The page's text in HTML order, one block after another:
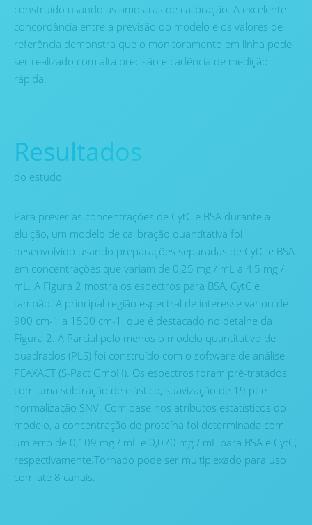
construído usando as amostras de calibração. A excelente
concordância entre a previsão do modelo e os valores de
referência demonstra que o monitoramento em linha pode
ser realizado com alta precisão e cadência de medição
rápida.
Resultados
do estudo
Para prever as concentrações de CytC e BSA durante a
eluição, um modelo de calibração quantitativa foi
desenvolvido usando preparações separadas de CytC e BSA
em concentrações que variam de 0,25 mg / mL a 4,5 mg /
mL. A Figura 2 mostra os espectros para BSA, CytC e
tampão. A principal região espectral de interesse variou de
900 cm-1 a 1500 cm-1, que é destacado no detalhe da
Figura 2. A Parcial pelo menos o modelo quantitativo de
quadrados (PLS) foi construído com o software de análise
PEAXACT (S-Pact GmbH). Os espectros foram pré-tratados
com uma subtração de elástico, suavização de 19 pt e
normalização SNV. Com base nos atributos estatísticos do
modelo, a concentração de proteína foi determinada com
um erro de 0,109 mg / mL e 0,070 mg / mL para BSA e CytC,
respectivamente.Tornado pode ser multiplexado para uso
com até 8 canais.